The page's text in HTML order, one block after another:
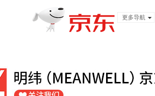
更多导航